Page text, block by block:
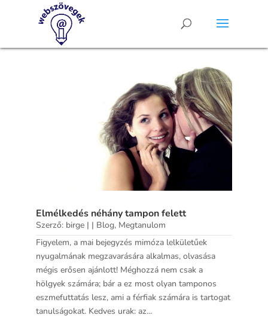
Elmélkedés néhány tampon felett
Szerző: birge| | Blog, Megtanulom
Figyelem, a mai bejegyzés mimóza lelkületűek
nyugalmának megzavarására alkalmas, olvasása
mégis erősen ajánlott! Méghozzá nem csak a
hölgyek számára; bár a ez most olyan tamponos
eszmefuttatás lesz, ami a férfiak számára is tartogat
tanulságokat. Kedves urak: az...